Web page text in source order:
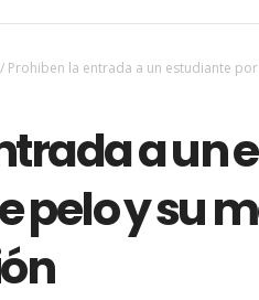
/ Prohiben la entrada a un estudiante
a un
pelo y su